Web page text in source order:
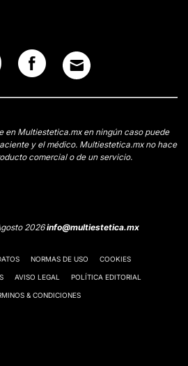
en Multiestetica.mx en ningún caso puede
y el médico. Multiestetica.mx no hace
comercial o de un servicio.
2026info@multiestetica.mx
NORMAS DE USO COOKIES
AVISO LEGAL POLÍTICA EDITORIAL
& CONDICIONES